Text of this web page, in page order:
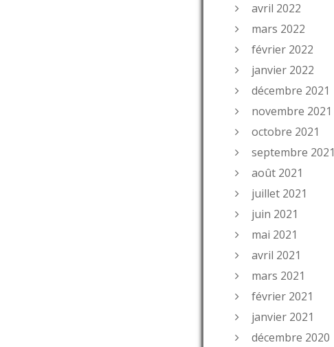
avril 2022
mars 2022
février 2022
janvier 2022
décembre 2021
novembre 2021
octobre 2021
septembre 2021
août 2021
juillet 2021
juin 2021
mai 2021
avril 2021
mars 2021
février 2021
janvier 2021
décembre 2020